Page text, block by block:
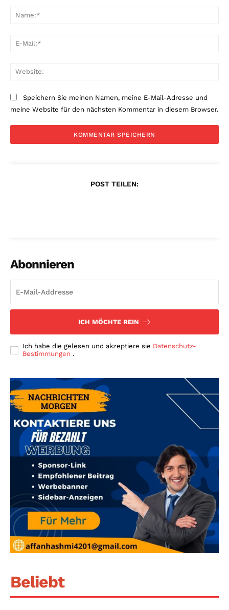
Speichern Sie meinen Namen, meine E-Mail-Adresse und
meine Website für den nächsten Kommentar in diesem Browser.
POST TEILEN:
Abonnieren
ICH MÖCHTE REIN
Ich habe die gelesen und akzeptiere sie Datenschutz-
Bestimmungen .
Beliebt